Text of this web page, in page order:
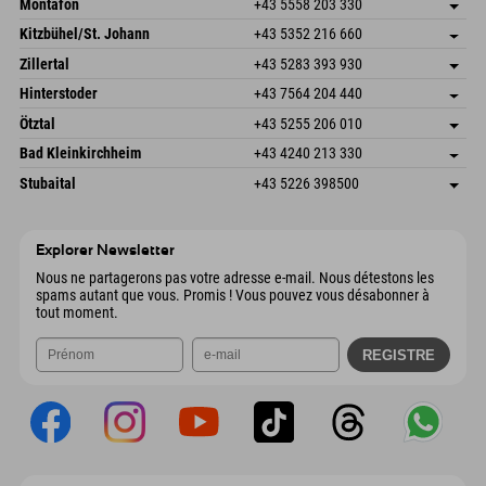
Montafon +43 5558 203 330
Dorfstr. 127b
6793 Gaschurn/Montafon
Autriche
Enregistrer l'adresse
Réservation
Kitzbühel/St. Johann +43 5352 216 660
Speckbacherstraße 87
6380 St. Johann in Tirol
Autriche
Enregistrer l'adresse
Informations d'arrivée
Réservation
Zillertal +43 5283 393 930
Schmiedau 2
Autriche
Enregistrer l'adresse
Réservation
Hinterstoder +43 7564 204 440
Freizeitpark 10
4573 Hinterstoder
Autriche
Enregistrer l'adresse
Informations d'arrivée
Réservation
Ötztal +43 5255 206 010
Gscheat 14
Autriche
Enregistrer l'adresse
Réservation
Bad Kleinkirchheim +43 4240 213 330
Dorfstraße 24
9546 Bad Kleinkirchheim
Enregistrer l'adresse
Informations d'arrivée
Stubaital +43 5226 398500
Explorer Newsletter
Nous ne partagerons pas votre adresse e-mail. Nous détestons les
spams autant que vous. Promis ! Vous pouvez vous désabonner à
tout moment.